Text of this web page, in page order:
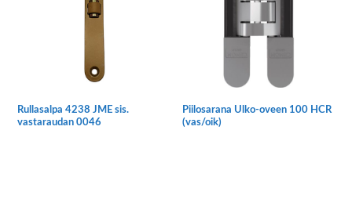
Rullasalpa 4238 JME sis.
vastaraudan 0046
Piilosarana Ulko-oveen 100 HCR
(vas/oik)